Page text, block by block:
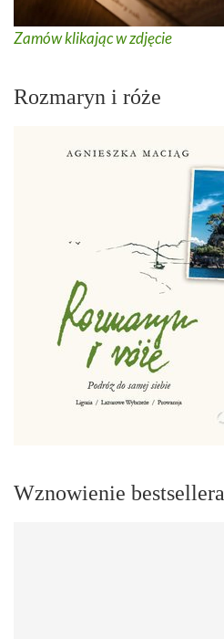
Zamów klikając w zdjęcie
Rozmaryn i róże
Wznowienie bestsellera